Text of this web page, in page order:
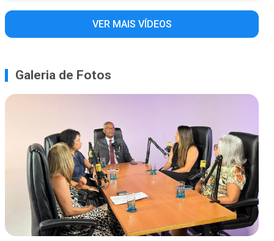
VER MAIS VÍDEOS
Galeria de Fotos